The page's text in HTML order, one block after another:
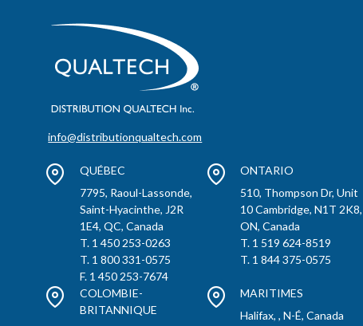
info@distributionqualtech.com
QUÉBEC
7795, Raoul-Lassonde,
Saint-Hyacinthe, J2R
1E4, QC, Canada
T. 1 450 253-0263
T. 1 800 331-0575
F. 1 450 253-7674
ONTARIO
510, Thompson Dr, Unit
10 Cambridge, N1T 2K8,
ON, Canada
T. 1 519 624-8519
T. 1 844 375-0575
COLOMBIE-
BRITANNIQUE
MARITIMES
Halifax, , N-É, Canada